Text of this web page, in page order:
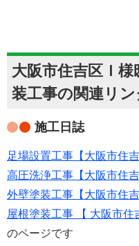
大阪市住吉区Ｉ
装工事の関連リン
施工日誌
足場設置工事【大阪市住
高圧洗浄工事【大阪市住
外壁塗装工事【大阪市住
屋根塗装工事 【 大阪市
のページです